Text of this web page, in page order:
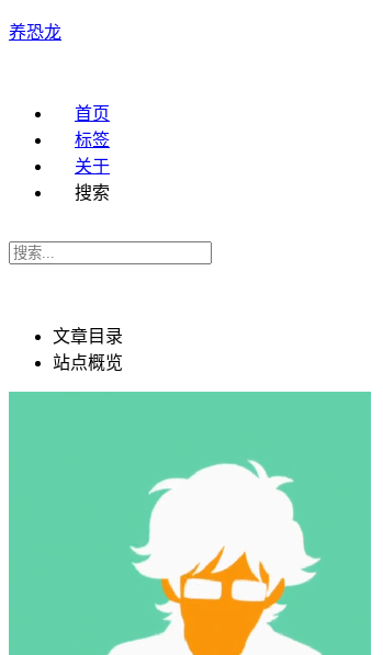
养恐龙
首页
标签
关于
搜索
文章目录
站点概览